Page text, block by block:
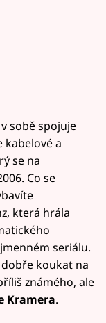
sobě spojuje
kabelové a
se na
Co se
která hrála
seriálu.
koukat na
známého, ale
Kramera.